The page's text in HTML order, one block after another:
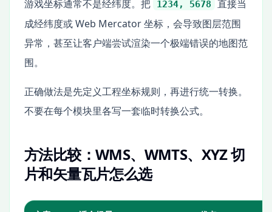
游戏坐标通常不是经纬度。把 1234, 5678
直接当
成经纬度或 Web Mercator 坐标，会导致图层范围
异常，甚至让客户端尝试渲染一个极端错误的地图范
围。
正确做法是先定义工程坐标规则，再进行统一转换。
不要在每个模块里各写一套临时转换公式。
方法比较：WMS、WMTS、XYZ 切
片和矢量瓦片怎么选